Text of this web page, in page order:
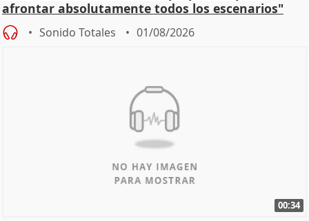
afrontar absolutamente todos los escenarios"
Sonido Totales 01/08/2026
00:34